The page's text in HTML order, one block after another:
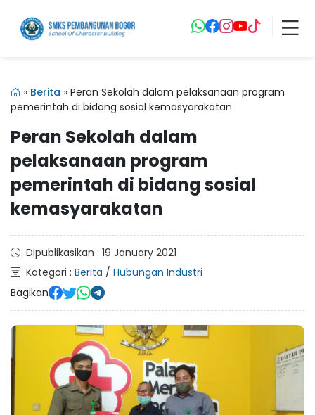
» Berita » Peran Sekolah dalam pelaksanaan program
pemerintah di bidang sosial kemasyarakatan
Peran Sekolah dalam
pelaksanaan program
pemerintah di bidang sosial
kemasyarakatan
Dipublikasikan : 19 January 2021
Kategori : Berita / Hubungan Industri
Bagikan